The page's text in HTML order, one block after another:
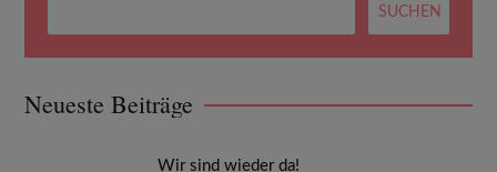
Neueste Beiträge
Wir sind wieder da!